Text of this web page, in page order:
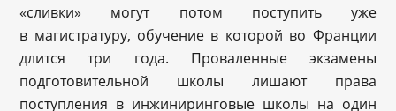
«сливки» могут потом поступить уже
в магистратуру, обучение в которой во Франции
длится три года. Проваленные экзамены
подготовительной школы лишают права
поступления в инжиниринговые школы на один